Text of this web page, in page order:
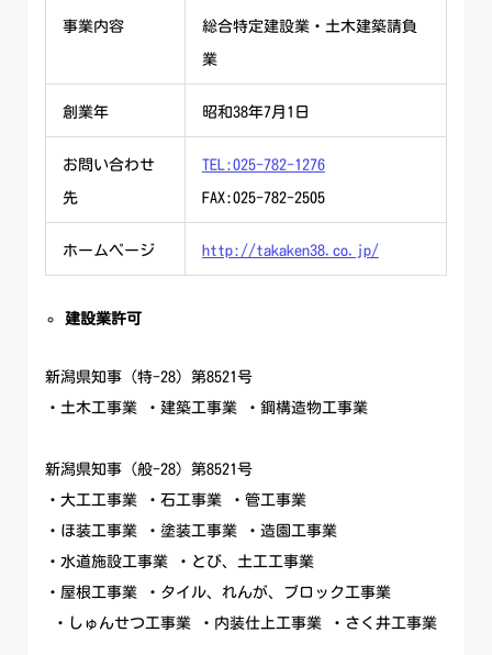
事業内容 総合特定建設業・土木建築請負
業
創業年 昭和38年7月1日
お問い合わせ
先
TEL:025-782-1276
FAX:025-782-2505
ホームページ http://takaken38.co.jp/
建設業許可
新潟県知事（特-28）第8521号
・土木工事業 ・建築工事業 ・鋼構造物工事業
新潟県知事（般-28）第8521号
・大工工事業 ・石工事業 ・管工事業
・ほ装工事業 ・塗装工事業 ・造園工事業
・水道施設工事業 ・とび、土工工事業
・屋根工事業 ・タイル、れんが、ブロック工事業
・しゅんせつ工事業 ・内装仕上工事業 ・さく井工事業